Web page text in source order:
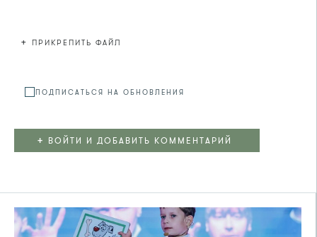
+ ПРИКРЕПИТЬ ФАЙЛ
ПОДПИСАТЬСЯ НА ОБНОВЛЕНИЯ
+ ВОЙТИ И ДОБАВИТЬ КОММЕНТАРИЙ